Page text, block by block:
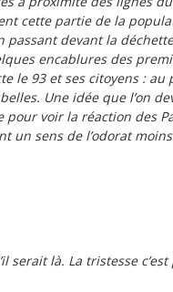
cette partie de la
passant devant la
encablures des
le 93 et ses citoyens :
Une idée que l’on
pour voir la réaction des
un sens de l’odorat
serait là. La tristesse